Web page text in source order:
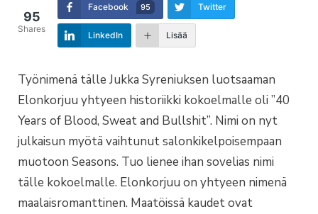
95
Shares
Facebook 95 Twitter
LinkedIn Lisää
Työnimenä tälle Jukka Syreniuksen luotsaaman
Elonkorjuu yhtyeen historiikki kokoelmalle oli ”40
Years of Blood, Sweat and Bullshit”. Nimi on nyt
julkaisun myötä vaihtunut salonkikelpoisempaan
muotoon Seasons. Tuo lienee ihan sovelias nimi
tälle kokoelmalle. Elonkorjuu on yhtyeen nimenä
maalaisromanttinen. Maatöissä kaudet ovat